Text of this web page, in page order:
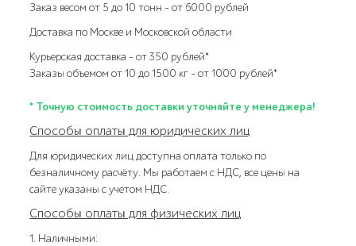
Заказ весом от 5 до 10 тонн – от 6000 рублей
Доставка по Москве и Московской области
Курьерская доставка – от 350 рублей*
Заказы объемом от 10 до 1500 кг – от 1000 рублей*
* Точную стоимость доставки уточняйте у менеджера!
Способы оплаты для юридических лиц
Для юридических лиц доступна оплата только по
безналичному расчёту. Мы работаем с НДС, все цены на
сайте указаны с учетом НДС.
Способы оплаты для физических лиц
1. Наличными: